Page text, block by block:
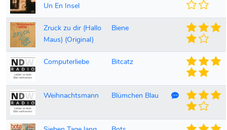
Un En Insel
Zruck zu dir (Hallo
Maus) (Original)
Biene
Computerliebe Bitcatz
Weihnachtsmann Blümchen Blau Kommentare